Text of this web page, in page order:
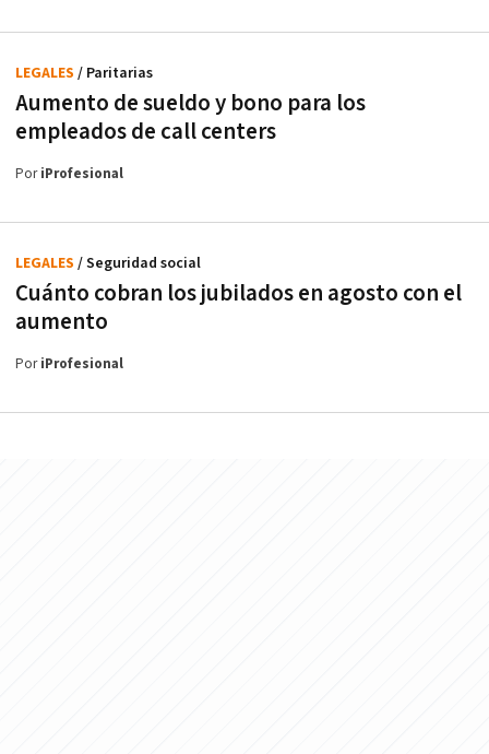
Aumento de sueldo y bono para los
empleados de call centers
LEGALES / Paritarias
PoriProfesional
Cuánto cobran los jubilados en agosto con el
aumento
LEGALES / Seguridad social
PoriProfesional